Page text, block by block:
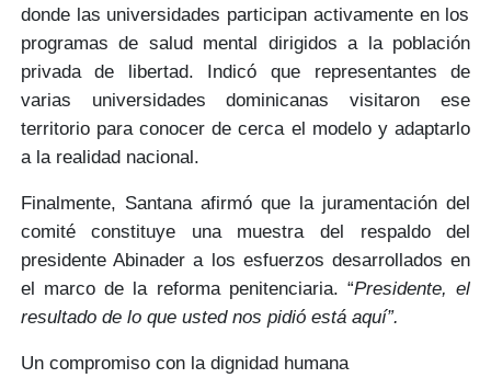
donde las universidades participan activamente en los
programas de salud mental dirigidos a la población
privada de libertad. Indicó que representantes de
varias universidades dominicanas visitaron ese
territorio para conocer de cerca el modelo yadaptarlo
a la realidad nacional.
Finalmente, Santana afirmó que la juramentación del
comité constituye una muestra del respaldo del
presidente Abinader a los esfuerzos desarrollados en
el marco de la reforma penitenciaria. “Presidente, el
resultado de lo que usted nos pidió está aquí”.
Un compromiso con la dignidad humana